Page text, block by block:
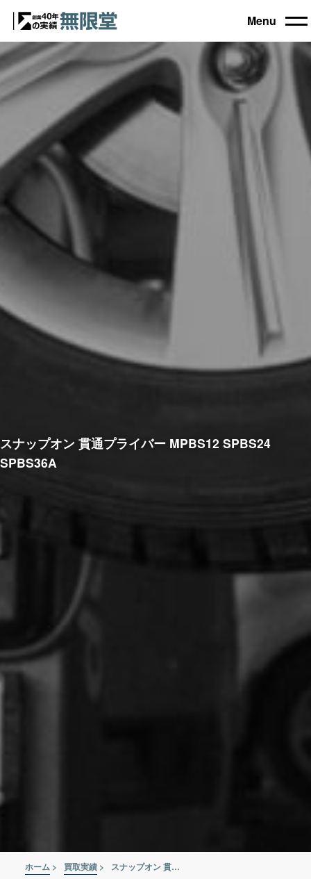
トップ
買取機器一覧
自動車設備機械
農業・林業機械
木工機械
コラム
お電話でのご相談もお気軽に
0120-031903
Menu
スナップオン 貫通プライバー MPBS12 SPBS24
SPBS36A
ホーム > 買取実績 > スナップオン 貫通プライバー MPBS12 SPBS24 SPBS36A